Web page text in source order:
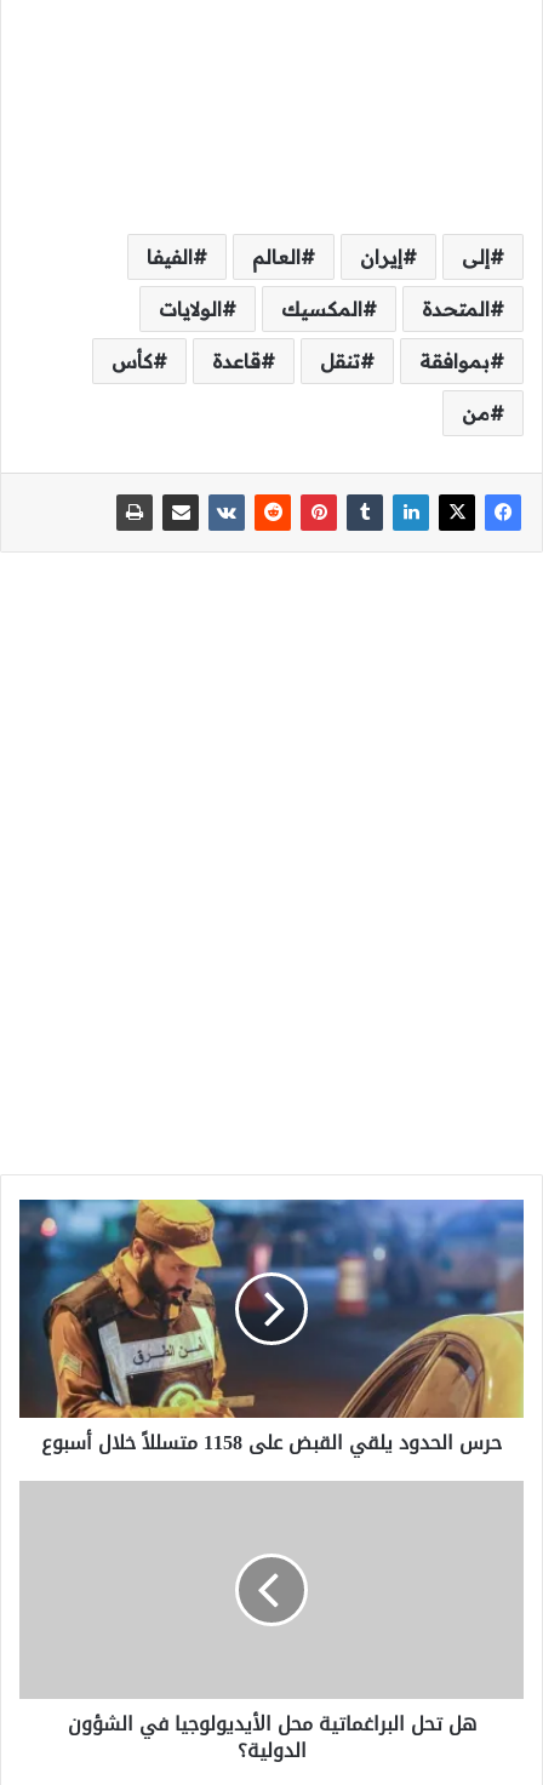
إلى إيران العالم الفيفا
المتحدة المكسيك الولايات
بموافقة تنقل قاعدة كأس
من
حرس
الحدود
يلقي
القبض
على
1158
متسللاً
خلال
أسبوع
حرس الحدود يلقي القبض على 1158 متسللاً خلال أسبوع
هل تحل البراغماتية محل الأيديولوجيا في الشؤون
الدولية؟